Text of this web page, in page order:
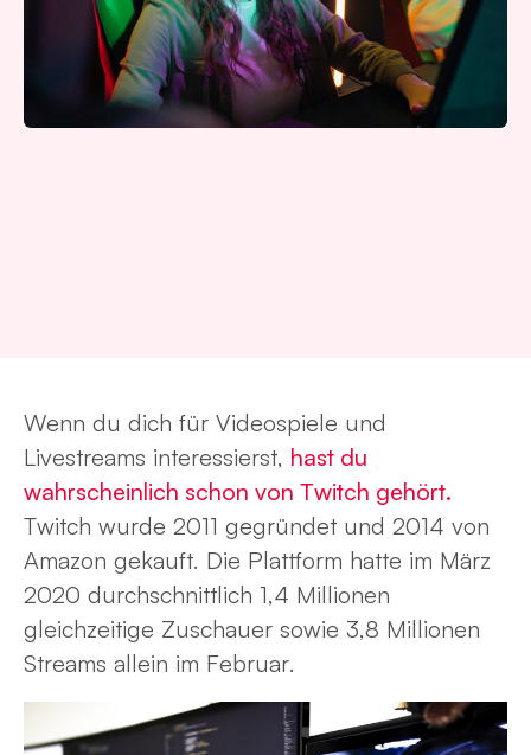
Wenn du dich für Videospiele und
Livestreams interessierst, hast du
wahrscheinlich schon von Twitch gehört.
Twitch wurde 2011 gegründet und 2014 von
Amazon gekauft. Die Plattform hatte im März
2020 durchschnittlich 1,4 Millionen
gleichzeitige Zuschauer sowie 3,8 Millionen
Streams allein im Februar.